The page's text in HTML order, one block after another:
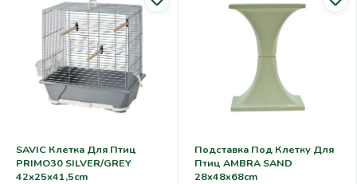
SAVIC Клетка Для Птиц
PRIMO30 SILVER/GREY
42x25x41,5cm
Подставка Под Клетку Для
Птиц AMBRA SAND
28x48x68cm